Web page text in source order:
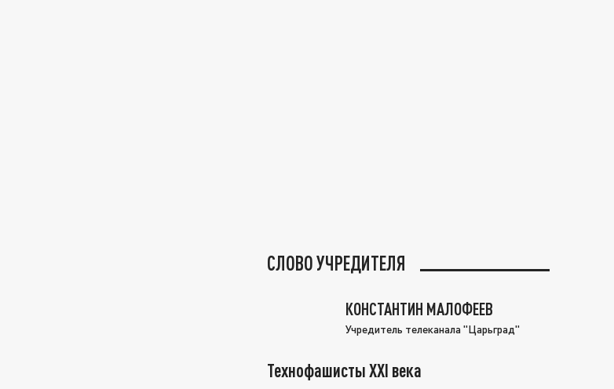
СЛОВО УЧРЕДИТЕЛЯ
КОНСТАНТИН МАЛОФЕЕВ
Учредитель телеканала "Царьград"
Технофашисты XXI века